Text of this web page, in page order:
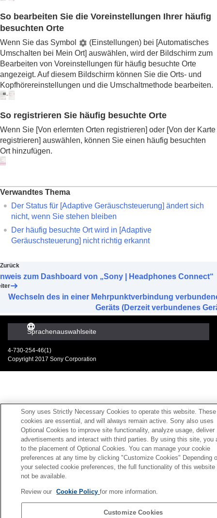
So bearbeiten Sie die Voreinstellungen Ihrer häufig
besuchten Orte
Wenn Sie das Symbol (Einstellungen) bei [Automatisches
Umschalten bei Mein Ort] auswählen, wird der Bildschirm zum
Bearbeiten von Voreinstellungen für häufig besuchte Orte
angezeigt. Auf diesem Bildschirm können Sie die Orts- und
Kopfhörereinstellungen und die Umschaltmethode bearbeiten.
So registrieren Sie häufig besuchte Orte
Wenn Sie [Von erlernten Orten registrieren] oder [Von der Karte
registrieren] auswählen, können Sie einen häufig besuchten
Ort hinzufügen.
Verwandtes Thema
Der Status für [Adaptive Geräuschsteuerung] ändert sich
nicht, wenn Sie stehen bleiben
Der häufig besuchte Ort wird in [Adaptive
Geräuschsteuerung] nicht richtig erkannt
Zurück
zum Dashboard von „Sony | Headphones Connect“
Wechseln des in einer Mehrpunktverbindung
Geräts (Derzeit verbundenes
Sprachenauswahlseite
4-730-254-46(1)
Copyright 2017 Sony Corporation
Sony uses Strictly Necessary Cookies to operate this website. These
cookies are essential, and will always remain active. Sony also uses
Optional Cookies to improve site functionality, analyze usage, deliver
advertisements and interact with third parties. By using this site, you
to the placement of Optional Cookies. You can manage your cookie
preferences at any time by clicking "Customize Cookies" Depending
your selected cookie preferences, the full functionality of this website
not be available.
Review our Cookie Policyfor more information.
Customize Cookies